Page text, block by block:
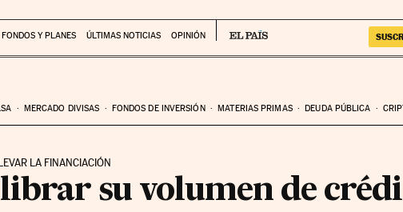
FONDOS Y PLANES ÚLTIMAS NOTICIAS OPINIÓN
MERCADO DIVISAS FONDOS DE INVERSIÓN MATERIAS PRIMAS DEUDA PÚBLICA
LA FINANCIACIÓN
su volumen de